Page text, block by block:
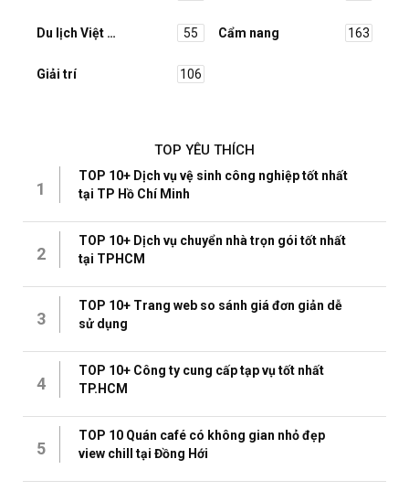
Du lịch Việt Nam 55 Cẩm nang 163
Giải trí 106
TOP YÊU THÍCH
1
TOP 10+ Dịch vụ vệ sinh công nghiệp tốt nhất
tại TP Hồ Chí Minh
2
TOP 10+ Dịch vụ chuyển nhà trọn gói tốt nhất
tại TPHCM
3
TOP 10+ Trang web so sánh giá đơn giản dễ
sử dụng
4
TOP 10+ Công ty cung cấp tạp vụ tốt nhất
TP.HCM
5
TOP 10 Quán café có không gian nhỏ đẹp
view chill tại Đồng Hới